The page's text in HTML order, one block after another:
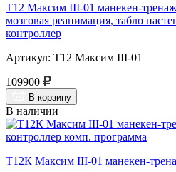
Т12 Максим III-01 манекен-
мозговая реанимация, табло
контроллер
Артикул: Т12 Максим III-01
109900
В корзину
В наличии
Т12К Максим III-01 манекен-